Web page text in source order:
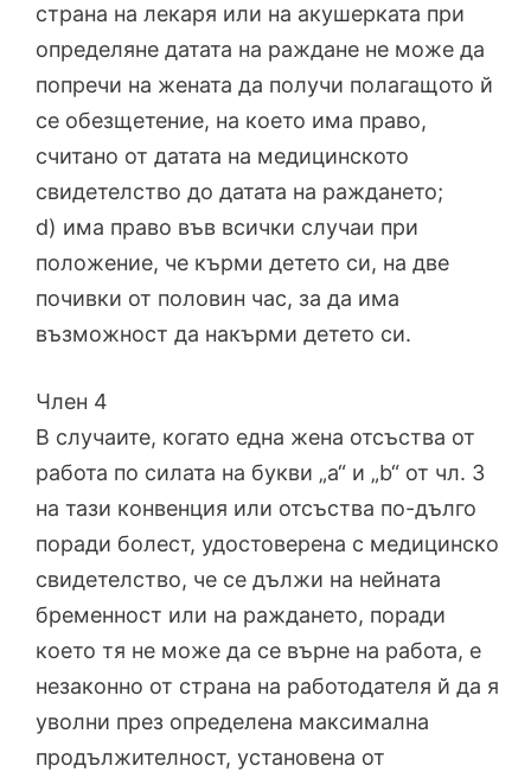
страна на лекаря или на акушерката при
определяне датата на раждане не може да
попречи на жената да получи полагащото й
се обезщетение, на което има право,
считано от датата на медицинското
свидетелство до датата на раждането;
d) има право във всички случаи при
положение, че кърми детето си, на две
почивки от половин час, за да има
възможност да накърми детето си.
Член 4
В случаите, когато една жена отсъства от
работа по силата на букви „а“ и „b“ от чл. 3
на тази конвенция или отсъства по-дълго
поради болест, удостоверена с медицинско
свидетелство, че се дължи на нейната
бременност или на раждането, поради
което тя не може да се върне на работа, е
незаконно от страна на работодателя й да я
уволни през определена максимална
продължителност, установена от